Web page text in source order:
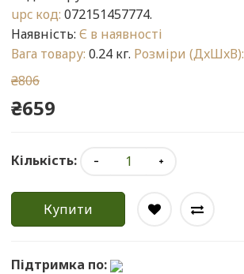
upc код: 072151457774.
Наявність: Є в наявності
Вага товару: 0.24 кг. Розміри (ДxШxВ):
₴806
₴659
Кількість:
Купити
Підтримка по: